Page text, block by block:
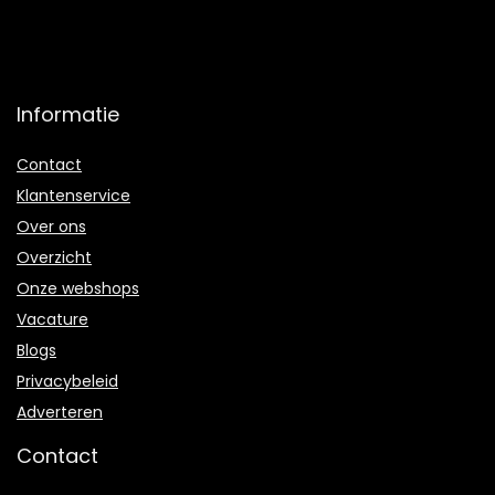
Informatie
Contact
Klantenservice
Over ons
Overzicht
Onze webshops
Vacature
Blogs
Privacybeleid
Adverteren
Contact